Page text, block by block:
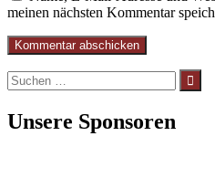
meinen nächsten Kommentar
Suchen
nach:
Unsere Sponsoren